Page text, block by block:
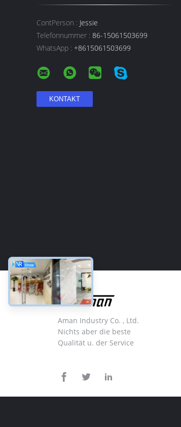
ContPerson : Jessie
Telefonnummer : 86-15061503699
WhatsApp : +8615061503699
Aman Industry Co. , Ltd.
Nichts aber die beste
Qualität u. der Service